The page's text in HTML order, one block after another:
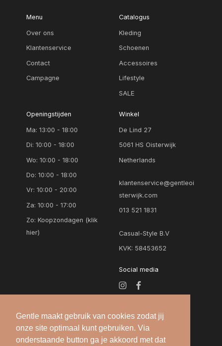
Gentle maakt gebruik van cookies zodat jij
onze site optimaal kunt gebruiken. Via
onderstaande button ga je akkoord met dat
Menu
Over ons
Klantenservice
Contact
Campagne
Catalogus
Kleding
Schoenen
Accessoires
Lifestyle
SALE
Openingstijden
Ma: 13:00 - 18:00
Di: 10:00 - 18:00
Wo: 10:00 - 18:00
Do: 10:00 - 18:00
Vr: 10:00 - 20:00
Za: 10:00 - 17:00
Zo:Koopzondagen (klik
hier)
Winkel
De Lind 27
5061 HS Oisterwijk
Netherlands
klantenservice@gentleoi
sterwijk.com
013 521 1831
Casual-Style B.V
KVK: 58453652
Social media